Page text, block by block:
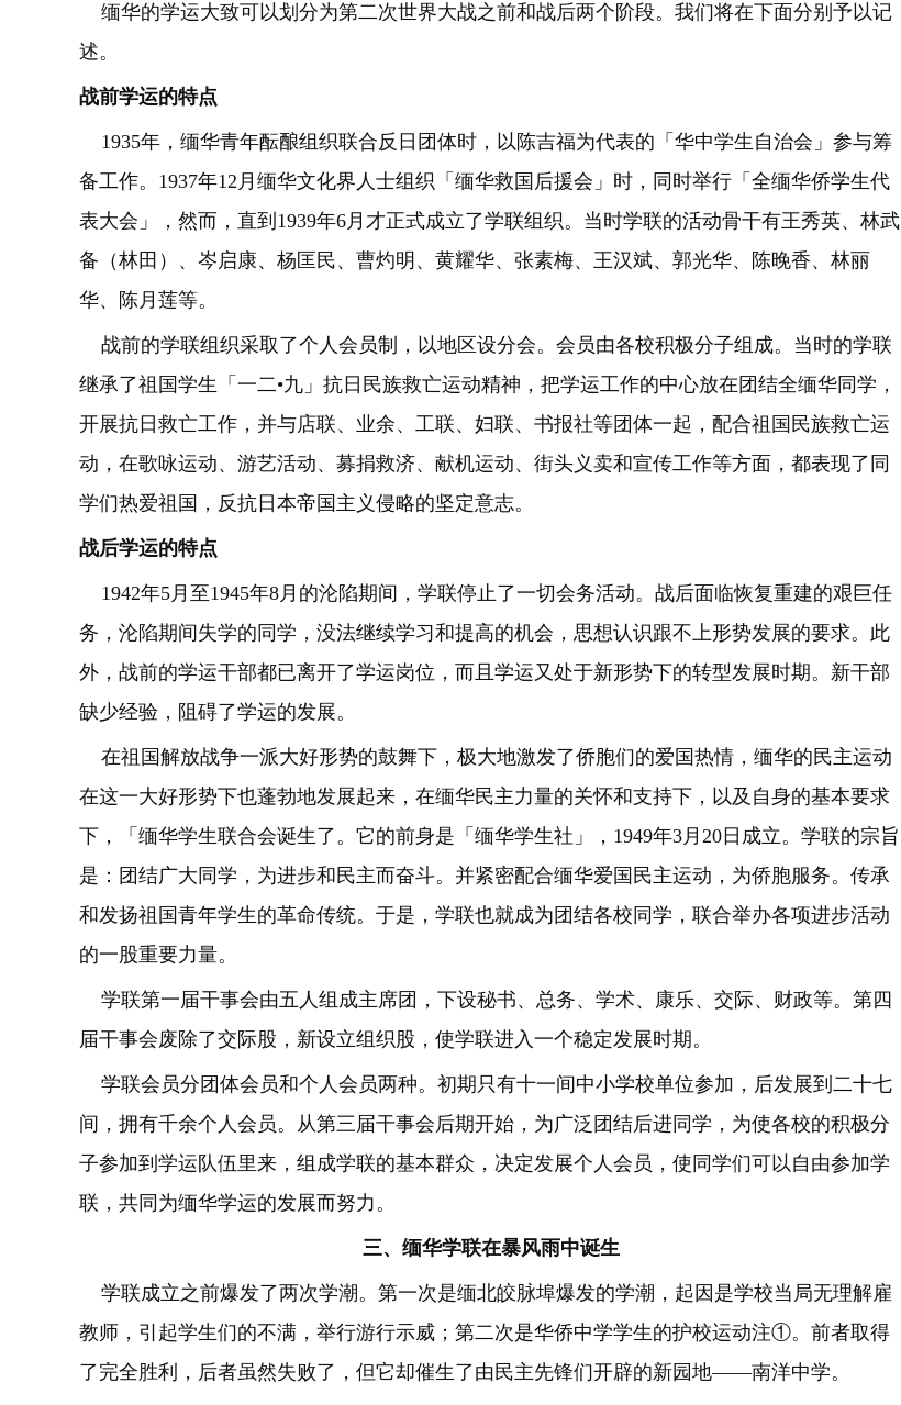
缅华的学运大致可以划分为第二次世界大战之前和战后两个阶段。我们将在下面分别予以记
述。
战前学运的特点
1935年，缅华青年酝酿组织联合反日团体时，以陈吉福为代表的「华中学生自治会」参与筹
备工作。1937年12月缅华文化界人士组织「缅华救国后援会」时，同时举行「全缅华侨学生代
表大会」，然而，直到1939年6月才正式成立了学联组织。当时学联的活动骨干有王秀英、林武
备（林田）、岑启康、杨匡民、曹灼明、黄耀华、张素梅、王汉斌、郭光华、陈晚香、林丽
华、陈月莲等。
战前的学联组织采取了个人会员制，以地区设分会。会员由各校积极分子组成。当时的学联
继承了祖国学生「一二•九」抗日民族救亡运动精神，把学运工作的中心放在团结全缅华同学，
开展抗日救亡工作，并与店联、业余、工联、妇联、书报社等团体一起，配合祖国民族救亡运
动，在歌咏运动、游艺活动、募捐救济、献机运动、街头义卖和宣传工作等方面，都表现了同
学们热爱祖国，反抗日本帝国主义侵略的坚定意志。
战后学运的特点
1942年5月至1945年8月的沦陷期间，学联停止了一切会务活动。战后面临恢复重建的艰巨任
务，沦陷期间失学的同学，没法继续学习和提高的机会，思想认识跟不上形势发展的要求。此
外，战前的学运干部都已离开了学运岗位，而且学运又处于新形势下的转型发展时期。新干部
缺少经验，阻碍了学运的发展。
在祖国解放战争一派大好形势的鼓舞下，极大地激发了侨胞们的爱国热情，缅华的民主运动
在这一大好形势下也蓬勃地发展起来，在缅华民主力量的关怀和支持下，以及自身的基本要求
下，「缅华学生联合会诞生了。它的前身是「缅华学生社」，1949年3月20日成立。学联的宗旨
是：团结广大同学，为进步和民主而奋斗。并紧密配合缅华爱国民主运动，为侨胞服务。传承
和发扬祖国青年学生的革命传统。于是，学联也就成为团结各校同学，联合举办各项进步活动
的一股重要力量。
学联第一届干事会由五人组成主席团，下设秘书、总务、学术、康乐、交际、财政等。第四
届干事会废除了交际股，新设立组织股，使学联进入一个稳定发展时期。
学联会员分团体会员和个人会员两种。初期只有十一间中小学校单位参加，后发展到二十七
间，拥有千余个人会员。从第三届干事会后期开始，为广泛团结后进同学，为使各校的积极分
子参加到学运队伍里来，组成学联的基本群众，决定发展个人会员，使同学们可以自由参加学
联，共同为缅华学运的发展而努力。
三、缅华学联在暴风雨中诞生
学联成立之前爆发了两次学潮。第一次是缅北皎脉埠爆发的学潮，起因是学校当局无理解雇
教师，引起学生们的不满，举行游行示威；第二次是华侨中学学生的护校运动注①。前者取得
了完全胜利，后者虽然失败了，但它却催生了由民主先锋们开辟的新园地——南洋中学。